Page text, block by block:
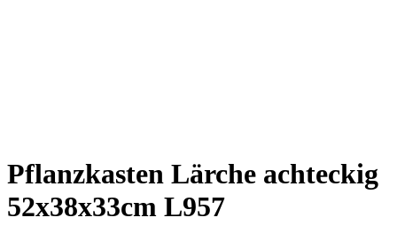
Pflanzkasten Lärche achteckig
52x38x33cm L957